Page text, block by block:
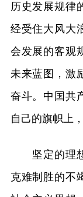
历史发展规律
经受住大风大
会发展的客观
未来蓝图，激
奋斗。中国共
自己的旗帜上
坚定的理想
克难制胜的不